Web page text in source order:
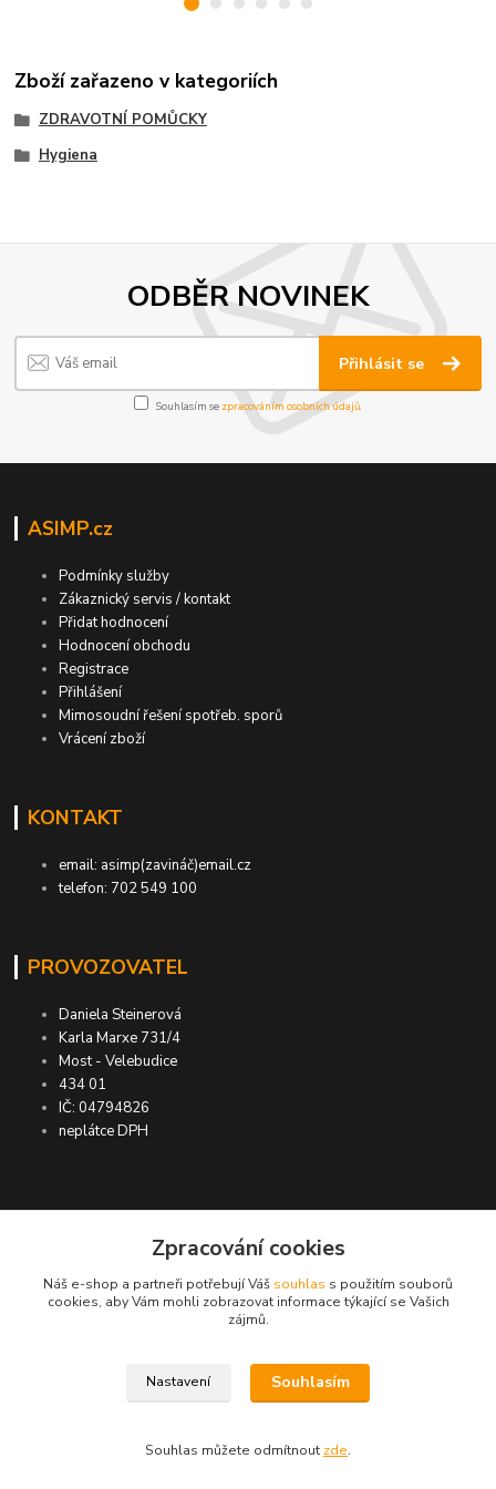
Zboží zařazeno v kategoriích
ZDRAVOTNÍ POMŮCKY
Hygiena
ODBĚR NOVINEK
Přihlásit se
Souhlasím se zpracováním osobních údajů.
ASIMP.cz
Podmínky služby
Zákaznický servis / kontakt
Přidat hodnocení
Hodnocení obchodu
Registrace
Přihlášení
Mimosoudní řešení spotřeb. sporů
Vrácení zboží
KONTAKT
email: asimp(zavináč)email.cz
telefon: 702 549 100
PROVOZOVATEL
Daniela Steinerová
Karla Marxe 731/4
Most - Velebudice
434 01
IČ: 04794826
neplátce DPH
ASIMP.cz
DOPRAVA ZDARMA po ČR a SR ●
KONTROLA doručení zboží ● GARANCE
VRÁCENÍ ZBOŽÍ do 30 dní
© ASIMP.cz
Zpracování cookies
Náš e-shop a partneři potřebují Váš souhlas s použitím souborů
cookies, aby Vám mohli zobrazovat informace týkající se Vašich
zájmů.
Nastavení Souhlasím
Souhlas můžete odmítnout zde.